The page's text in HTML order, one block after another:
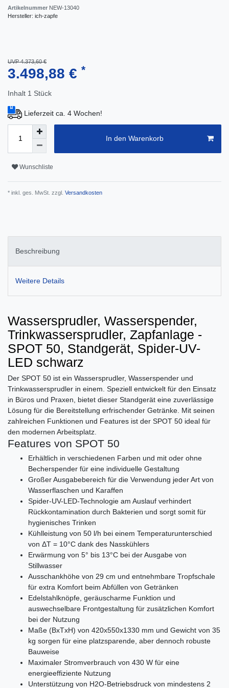
Artikelnummer NEW-13040
Hersteller: ich-zapfe
UVP 4.373,60 €
3.498,88 € *
Inhalt 1 Stück
Lieferzeit ca. 4 Wochen!
In den Warenkorb
Wunschliste
* inkl. ges. MwSt. zzgl. Versandkosten
Beschreibung
Weitere Details
Wassersprudler, Wasserspender,
Trinkwassersprudler, Zapfanlage -
SPOT 50, Standgerät, Spider-UV-
LED schwarz
Der SPOT 50 ist ein Wassersprudler, Wasserspender und
Trinkwassersprudler in einem. Speziell entwickelt für den Einsatz
in Büros und Praxen, bietet dieser Standgerät eine zuverlässige
Lösung für die Bereitstellung erfrischender Getränke. Mit seinen
zahlreichen Funktionen und Features ist der SPOT 50 ideal für
den modernen Arbeitsplatz.
Features von SPOT 50
Erhältlich in verschiedenen Farben und mit oder ohne
Becherspender für eine individuelle Gestaltung
Großer Ausgabebereich für die Verwendung jeder Art von
Wasserflaschen und Karaffen
Spider-UV-LED-Technologie am Auslauf verhindert
Rückkontamination durch Bakterien und sorgt somit für
hygienisches Trinken
Kühlleistung von 50 l/h bei einem Temperaturunterschied
von ΔT = 10°C dank des Nasskühlers
Erwärmung von 5° bis 13°C bei der Ausgabe von
Stillwasser
Ausschankhöhe von 29 cm und entnehmbare Tropfschale
für extra Komfort beim Abfüllen von Getränken
Edelstahlknöpfe, geräuscharme Funktion und
auswechselbare Frontgestaltung für zusätzlichen Komfort
bei der Nutzung
Maße (BxTxH) von 420x550x1330 mm und Gewicht von 35
kg sorgen für eine platzsparende, aber dennoch robuste
Bauweise
Maximaler Stromverbrauch von 430 W für eine
energieeffiziente Nutzung
Unterstützung von H2O-Betriebsdruck von mindestens 2